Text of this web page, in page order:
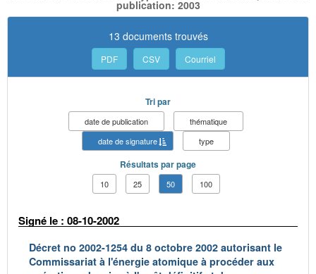
publication: 2003
13 documents trouvés
PDF CSV Courriel
Tri par
date de publication
thématique
date de signature
type
Résultats par page
10 25 50 100
Signé le : 08-10-2002
Décret no 2002-1254 du 8 octobre 2002 autorisant le
Commissariat à l'énergie atomique à procéder aux